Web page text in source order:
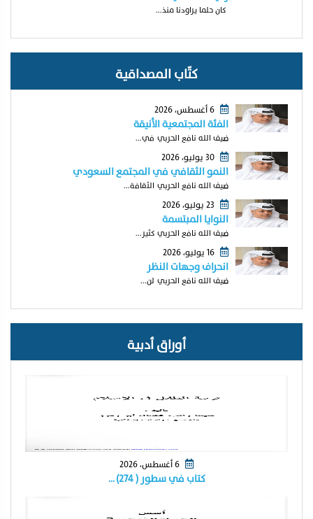
كان حلما يراودنا منذ...
كتّاب المصداقية
6 أغسطس، 2026
الفئة المجتمعية الأنيقة
ضيف الله نافع الحربي في...
30 يوليو، 2026
النمو الثقافي في المجتمع السعودي
ضيف الله نافع الحربي الثقافة...
النوايا المبتسمة
ضيف الله نافع الحربي كثير...
16 يوليو، 2026
انحراف وجهات النظر
ضيف الله نافع الحربي لن...
أوراق أدبية
كتاب في سطور ( ٢٧٤) …